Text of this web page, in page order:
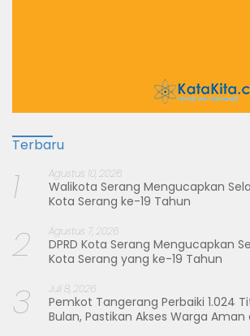
Terbaru
1 Agustus 10, 2026
Walikota Serang Mengucapkan
Kota Serang ke-19 Tahun
2 Agustus 7, 2026
DPRD Kota Serang Mengucapkan
Kota Serang yang ke-19 Tahun
3 Juli 8, 2026
Pemkot Tangerang Perbaiki 1.024
Bulan, Pastikan Akses Warga